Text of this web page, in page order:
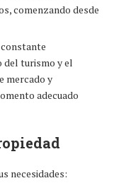
comenzando desde
del turismo y el
mercado y
adecuado
necesidades: